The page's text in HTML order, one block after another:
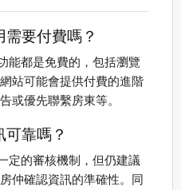
要付費嗎？
能都是免費的，包括瀏覽
站可能會提供付費的進階
或優先聯繫房東等。
靠嗎？
定的審核機制，但仍建議
仲確認資訊的準確性。同